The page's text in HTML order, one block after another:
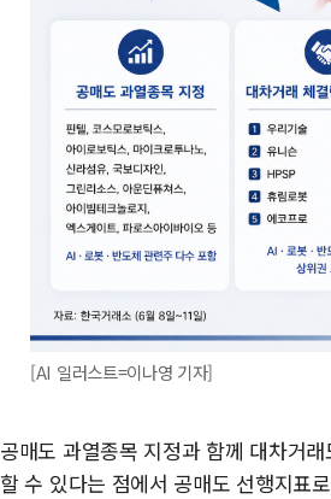
[AI 일러스트=이나영 기자]
공매도 과열종목 지정과 함께 대차거
할 수 있다는 점에서 공매도 선행지표